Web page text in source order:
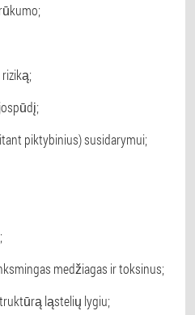
piktybinius) susidarymui;
medžiagas ir toksinus;
ląstelių lygiu;